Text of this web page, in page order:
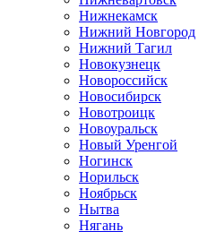
Нижнекамск
Нижний Новгород
Нижний Тагил
Новокузнецк
Новороссийск
Новосибирск
Новотроицк
Новоуральск
Новый Уренгой
Ногинск
Норильск
Ноябрьск
Нытва
Нягань